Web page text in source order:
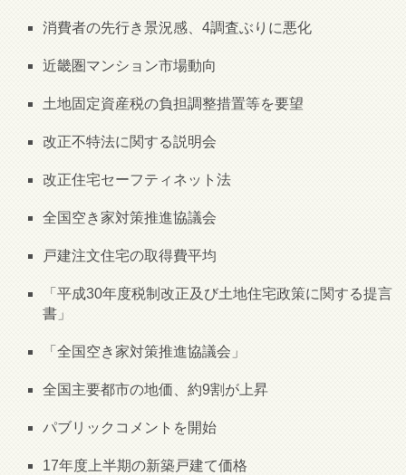
消費者の先行き景況感、4調査ぶりに悪化
近畿圏マンション市場動向
土地固定資産税の負担調整措置等を要望
改正不特法に関する説明会
改正住宅セーフティネット法
全国空き家対策推進協議会
戸建注文住宅の取得費平均
「平成30年度税制改正及び土地住宅政策に関する提言
書」
「全国空き家対策推進協議会」
全国主要都市の地価、約9割が上昇
パブリックコメントを開始
17年度上半期の新築戸建て価格